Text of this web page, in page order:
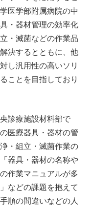
医学部附属病院の中
・器材管理の効率化
・滅菌などの作業品
決するとともに、他
し汎用性の高いソリ
ことを目指しており
診療施設材料部で
医療器具・器材の管
・組立・滅菌作業の
器具・器材の名称や
作業マニュアルが多
などの課題を抱えて
順の間違いなどの人